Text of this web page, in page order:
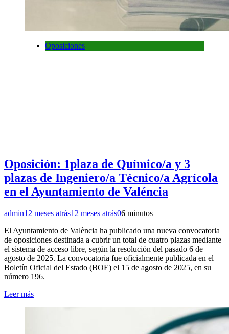
Oposiciones
Oposición: 1plaza de Químico/a y 3
plazas de Ingeniero/a Técnico/a Agrícola
en el Ayuntamiento de Valéncia
admin12 meses atrás12 meses atrás06 minutos
El Ayuntamiento de València ha publicado una nueva convocatoria
de oposiciones destinada a cubrir un total de cuatro plazas mediante
el sistema de acceso libre, según la resolución del pasado 6 de
agosto de 2025. La convocatoria fue oficialmente publicada en el
Boletín Oficial del Estado (BOE) el 15 de agosto de 2025, en su
número 196.
Leer más